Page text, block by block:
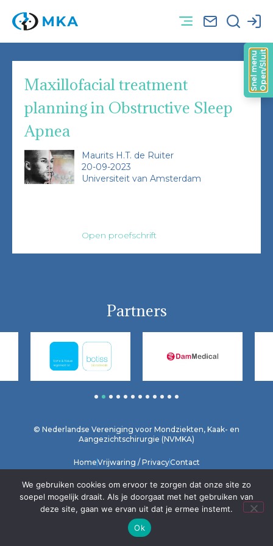
Maxillofacial treatment
planning in Obstructive Sleep
Apnea
Maurits H.T. de Ruiter
20-09-2023
Universiteit van Amsterdam
Open proefschrift
Partners
5 6 7 8 9 1011 12
© Nederlandse Vereniging voor Mondziekten, Kaak- en
Aangezichtschirurgie (NVMKA)
HomeVrijwaring / PrivacyContact
We gebruiken cookies om ervoor te zorgen dat onze site zo
soepel mogelijk draait. Als je doorgaat met het gebruiken van
deze site, gaan we ervan uit dat je ermee instemt.
Ok
Open/Sluit
Snel menu